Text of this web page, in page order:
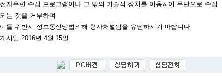
전자우편 수집 프로그램이나 그 밖의 기술적 장치를 이용하여 무단으로 수집
되는 것을 거부하며
이를 위반시 정보통신망법의해 형사처벌됨을 유념하시기 바랍니다
게시일 2016년 4월 15일